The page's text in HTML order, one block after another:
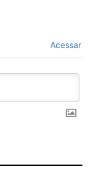
Acessar